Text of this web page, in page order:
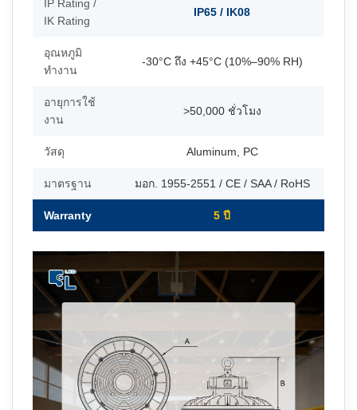
IP Rating /
IK Rating
IP65 / IK08
อุณหภูมิ
ทำงาน
-30°C ถึง +45°C (10%–90% RH)
อายุการใช้
งาน
>50,000 ชั่วโมง
วัสดุ Aluminum, PC
มาตรฐาน มอก. 1955-2551 / CE / SAA / RoHS
Warranty 5 ปี